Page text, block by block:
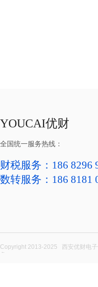
Copyright 2013-2025 西安优财电
务
YOUCAI优财
全国统一服务热线：
财税服务：186 8296
数转服务： 186 8181